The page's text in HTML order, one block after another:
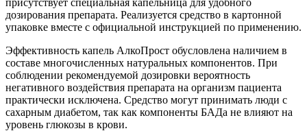
присутствует специальная капельница для удобного
дозирования препарата. Реализуется средство в картонной
упаковке вместе с официальной инструкцией по применению.
Эффективность капель АлкоПрост обусловлена наличием в
составе многочисленных натуральных компонентов. При
соблюдении рекомендуемой дозировки вероятность
негативного воздействия препарата на организм пациента
практически исключена. Средство могут принимать люди с
сахарным диабетом, так как компоненты БАДа не влияют на
уровень глюкозы в крови.